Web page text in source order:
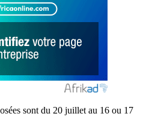
sont du 20 juillet au 16 ou 17